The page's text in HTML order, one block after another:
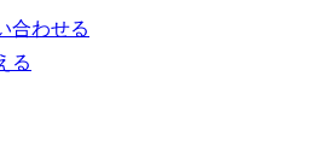
合わせる
る